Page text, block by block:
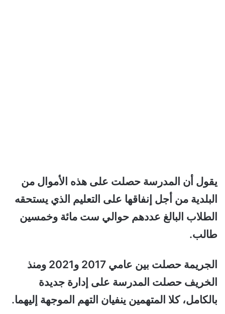
يقول أن المدرسة حصلت على هذه الأموال من
البلدية من أجل إنفاقها على التعليم الذي يستحقه
الطلاب البالغ عددهم حوالي ست مائة وخمسين
طالب.
الجريمة حصلت بين عامي 2017 و2021 ومنذ
الخريف حصلت المدرسة على إدارة جديدة
بالكامل، كلا المتهمين ينفيان التهم الموجهة إليهما.